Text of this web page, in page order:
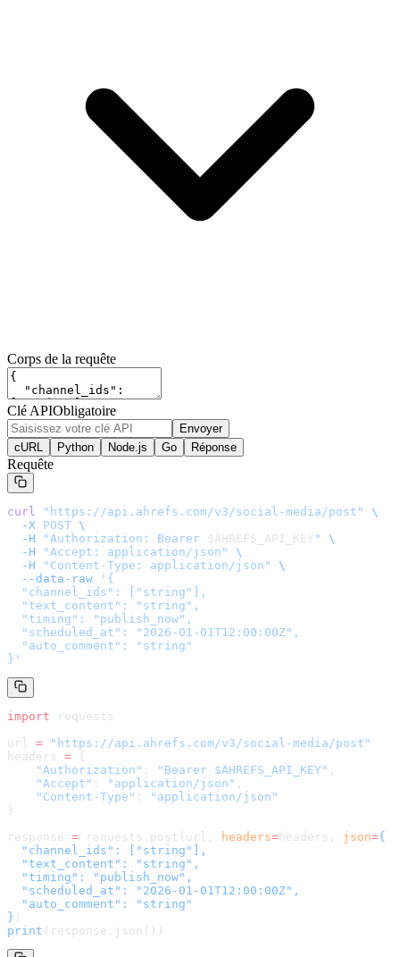
Corps de la requête
Clé APIObligatoire
Envoyer
cURL
Python Node.js Go Réponse
Requête
curl " https://api.ahrefs.com/v3/social-media/post "
\
  -X
POST \
  -H
"Authorization: Bearer $AHREFS_API_KEY "
\
  -H
"Accept: application/json"
\
  -H
"Content-Type: application/json"
\
  --data-raw
' {
  "channel_ids": ["string"],
  "text_content": "string",
  "timing": "publish_now",
  "scheduled_at": "2026-01-01T12:00:00Z",
  "auto_comment": "string"
} '
import requests
url = " https://api.ahrefs.com/v3/social-media/post "
headers = {
    "Authorization"
: "Bearer $AHREFS_API_KEY" ,
    "Accept"
: "application/json" ,
    "Content-Type"
:
"application/json"
}
response = requests.post(url, headers= headers , json={
  "channel_ids": ["string"],
  "text_content": "string",
  "timing": "publish_now",
  "scheduled_at": "2026-01-01T12:00:00Z",
  "auto_comment": "string"
} )
print (response.json())